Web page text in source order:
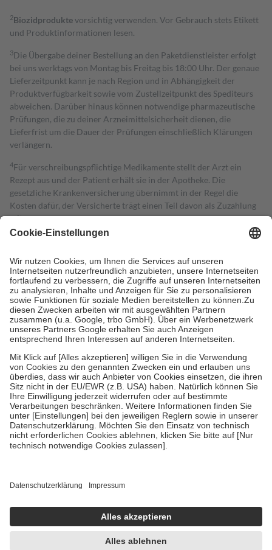
2Biozidproduktevorsichtig verwenden. Vor Gebrauch stets Etikett
und Produktinformationen lesen.
3Die Übergabe deiner Bestellung an den Paketdienstleister erfolgt
bei uns werktags von Montag bis Freitag bis 18:00 Uhr. Der genaue
Lieferzeitpunkt kann je nach Region und in Abhängigkeit der
Produktverfügbarkeit sowie vom Zustellzeitpunkt des Spediteurs
abweichen. Darüber hinaus können notwendige pharmazeutische
Prüfungen, die zu deiner Arzneimittelsicherheit dienen, die
Lieferfrist um die Dauer der Prüfungen einschließlich Klärungen
verlängern.
4Für verschreibungspflichtige Medikamente stellt der Arzt ein
Rezept aus und der Patient erhält sie in der Apotheke. Die
gesetzliche Krankenversicherung übernimmt in der Regel die
Kosten dafür, der Versicherte trägt einen Teil davon als Zuzahlung
mit.
Grundsätzlich leisten Mitglieder Zuzahlungen in Höhe von zehn
höchstens zehn Euro.
Es sind jedoch nie mehr als die tatsächlichen
Kosten der Leistung zu entrichten.
Diese Regeln gelten grundsätzlich auch für Online-Apotheken.
Bei Heilmitteln und häuslicher Krankenpflege beträgt die
Zuzahlung zehn Prozent der Kosten sowie zehn Euro je
Verordnung.
Um das Engagement der Versicherten für ihre eigene Gesundheit zu
stärken und die besondere Stellung der Familie zu unterstützen,
fallenkeine Zuzahlungenan bei:
• Kindern und Jugendlichen bis zum vollendeten 18. Lebensjahr
mit Ausnahme der Fahrkosten
• Untersuchungen zur Vorsorge und Früherkennung, die von der
GKV getragen werden
• empfohlenen Schutzimpfungen
• Harn- und Blutteststreifen
getroffen, um sicherzustellen, dass es sich um echte Bewertungen
https://help.etrusted.com/hc/de/articles/4419944605341
Einige Bilder und Inhalte wurden unter Zuhilfenahme künstlicher